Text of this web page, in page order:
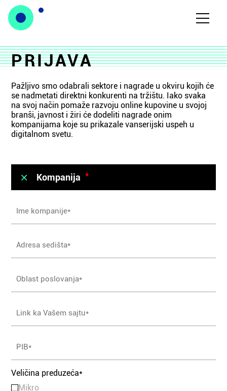
PRIJAVA
Pažljivo smo odabrali sektore i nagrade u okviru kojih će
se nadmetati direktni konkurenti na tržištu. Iako svaka
na svoj način pomaže razvoju online kupovine u svojoj
branši, javnost i žiri će dodeliti nagrade onim
kompanijama koje su prikazale vanserijski uspeh u
digitalnom svetu.
Kompanija *
Veličina preduzeća*
Mikro